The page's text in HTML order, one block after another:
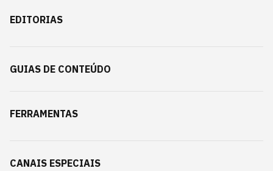
EDITORIAS
GUIAS DE CONTEÚDO
FERRAMENTAS
CANAIS ESPECIAIS